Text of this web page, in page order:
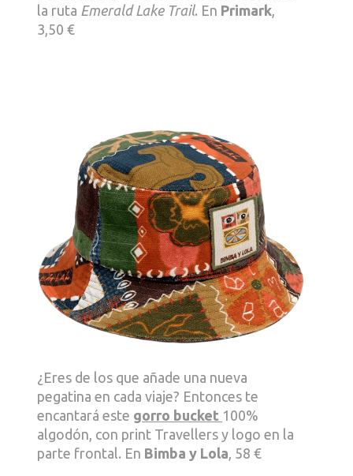
la ruta Emerald Lake Trail. En Primark
3,50 €
¿Eres de los que añade una nueva
pegatina en cada viaje? Entonces te
encantará este gorro bucket 100%
algodón, con print Travellers y logo en la
parte frontal. En Bimba y Lola, 58 €